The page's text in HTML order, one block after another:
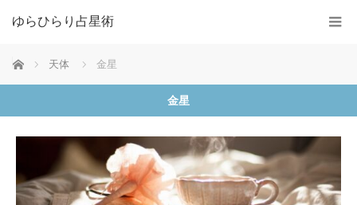
ゆらひらり占星術
ホーム 天体 金星
金星